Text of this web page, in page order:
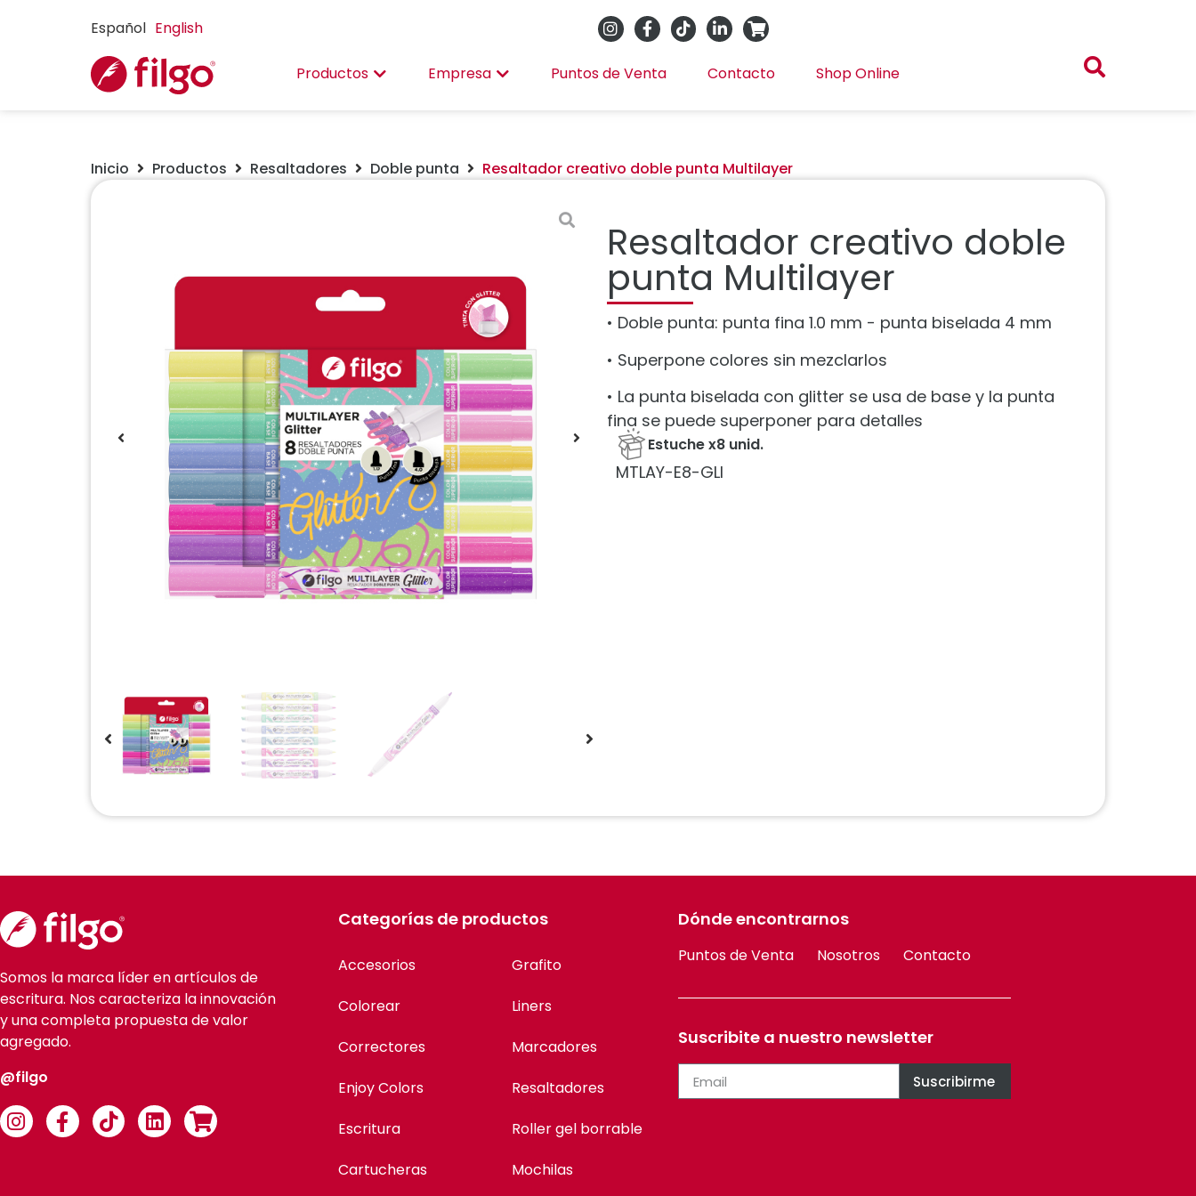
Español English
Productos Empresa Puntos de Venta Contacto Shop Online
Inicio Productos Resaltadores Doble punta Resaltador creativo doble punta Multilayer
Resaltador creativo doble
punta Multilayer
• Doble punta: punta fina 1.0 mm - punta biselada 4 mm
• Superpone colores sin mezclarlos
• La punta biselada con glitter se usa de base y la punta
fina se puede superponer para detalles
Estuche x8 unid.
MTLAY-E8-GLI
Somos la marca líder en artículos de
escritura. Nos caracteriza la innovación
y una completa propuesta de valor
agregado.
@filgo
Categorías de productos
Accesorios
Colorear
Correctores
Enjoy Colors
Escritura
Cartucheras
Grafito
Liners
Marcadores
Resaltadores
Roller gel borrable
Mochilas
Dónde encontrarnos
Puntos de Venta Nosotros Contacto
Suscribite a nuestro newsletter
Suscribirme